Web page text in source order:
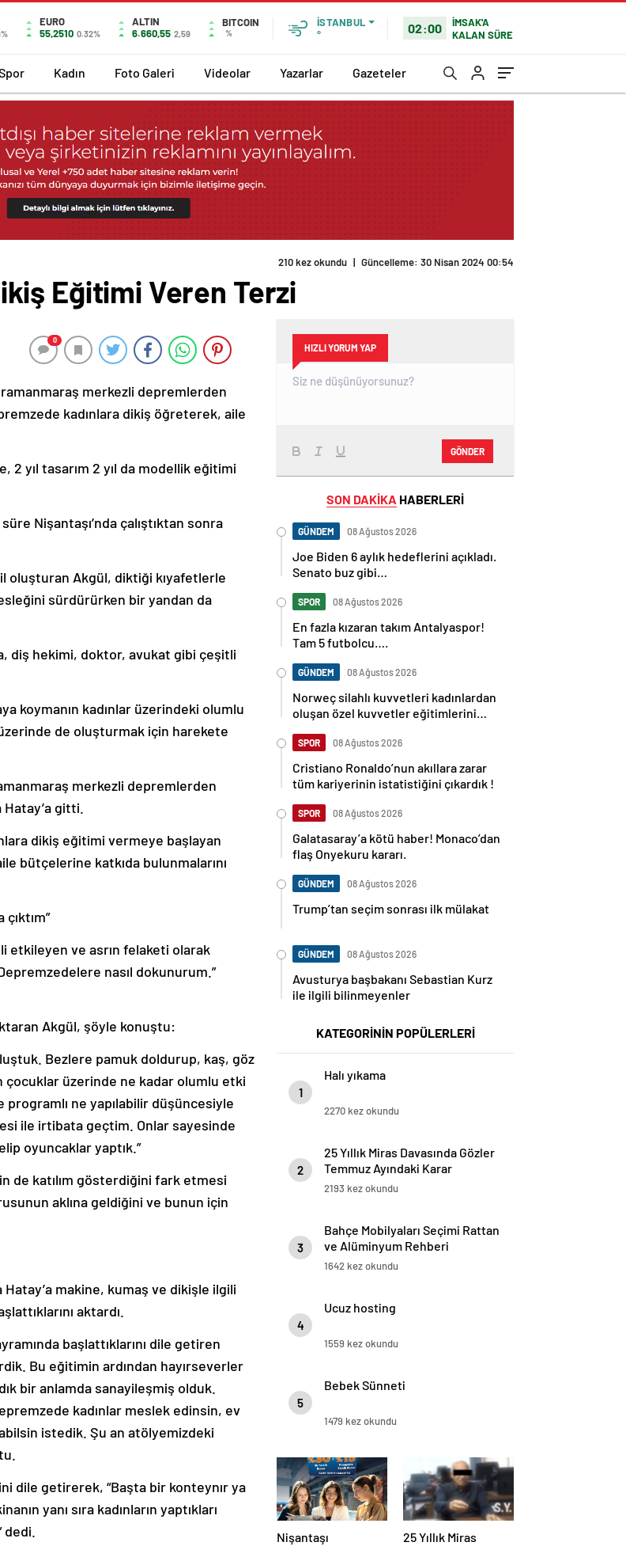
EURO
55,2510 0.32%
ALTIN
6.660,55 2,59
BITCOIN
%
İSTANBUL
°
02:00
İMSAK'A
KALAN SÜRE
Kadın Foto Galeri Videolar Yazarlar Gazeteler
210 kez okundu | Güncelleme: 30 Nisan 2024 00:54
Eğitimi Veren Terzi
0
merkezli depremlerden
kadınlara dikiş öğreterek, aile
2 yıl tasarım 2 yıl da modellik eğitimi
Nişantaşı’nda çalıştıktan sonra
oluşturan Akgül, diktiği kıyafetlerle
sürdürürken bir yandan da
diş hekimi, doktor, avukat gibi çeşitli
koymanın kadınlar üzerindeki olumlu
de oluşturmak için harekete
merkezli depremlerden
gitti.
dikiş eğitimi vermeye başlayan
bütçelerine katkıda bulunmalarını
etkileyen ve asrın felaketi olarak
nasıl dokunurum.”
Akgül, şöyle konuştu:
Bezlere pamuk doldurup, kaş, göz
çocuklar üzerinde ne kadar olumlu etki
programlı ne yapılabilir düşüncesiyle
ile irtibata geçtim. Onlar sayesinde
oyuncaklar yaptık.”
de katılım gösterdiğini fark etmesi
aklına geldiğini ve bunun için
makine, kumaş ve dikişle ilgili
aktardı.
başlattıklarını dile getiren
Bu eğitimin ardından hayırseverler
bir anlamda sanayileşmiş olduk.
kadınlar meslek edinsin, ev
istedik. Şu an atölyemizdeki
dile getirerek, “Başta bir konteynır ya
yanı sıra kadınların yaptıkları
dedi.
HIZLI YORUM YAP
GÖNDER
SON DAKİKA HABERLERİ
GÜNDEM 08 Ağustos 2026
Joe Biden 6 aylık hedeflerini açıkladı.
Senato buz gibi…
SPOR 08 Ağustos 2026
En fazla kızaran takım Antalyaspor!
Tam 5 futbolcu….
GÜNDEM 08 Ağustos 2026
Norweç silahlı kuvvetleri kadınlardan
oluşan özel kuvvetler eğitimlerini
SPOR 08 Ağustos 2026
Cristiano Ronaldo’nun akıllara zarar
tüm kariyerinin istatistiğini çıkardık !
SPOR 08 Ağustos 2026
Galatasaray’a kötü haber! Monaco’dan
flaş Onyekuru kararı.
GÜNDEM 08 Ağustos 2026
Trump’tan seçim sonrası ilk mülakat
GÜNDEM 08 Ağustos 2026
Avusturya başbakanı Sebastian Kurz
ile ilgili bilinmeyenler
KATEGORİNİN POPÜLERLERİ
1
Halı yıkama
2270 kez okundu
2
25 Yıllık Miras Davasında Gözler
Temmuz Ayındaki Karar
Duruşmasına Çevrildi
2193 kez okundu
3
Bahçe Mobilyaları Seçimi Rattan
ve Alüminyum Rehberi
1642 kez okundu
4
Ucuz hosting
1559 kez okundu
5
Bebek Sünneti
1479 kez okundu
Nişantaşı
25 Yıllık Miras